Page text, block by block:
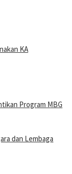
KA
Program MBG
dan Lembaga